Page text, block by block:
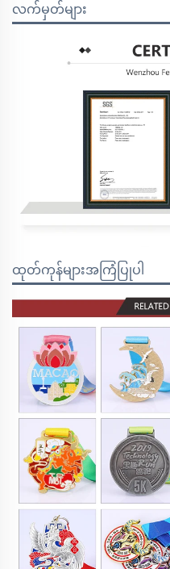
လက်မှတ်များ
ထုတ်ကုန်များအကြံပြုပါ